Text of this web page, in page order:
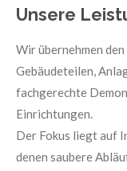
Unsere
Wir übernehmen
Gebäudeteilen,
fachgerechte
Einrichtungen.
Der Fokus liegt auf
denen saubere